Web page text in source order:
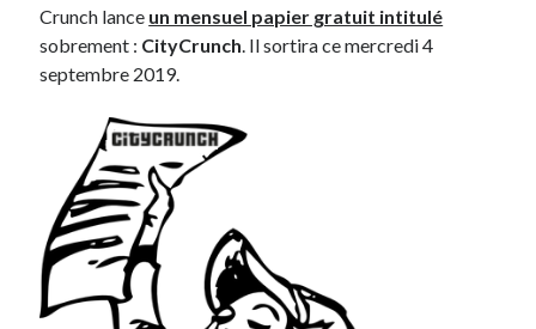
Crunch lance un mensuel papier gratuit intitulé
sobrement : CityCrunch . Il sortira ce mercredi 4
septembre 2019.